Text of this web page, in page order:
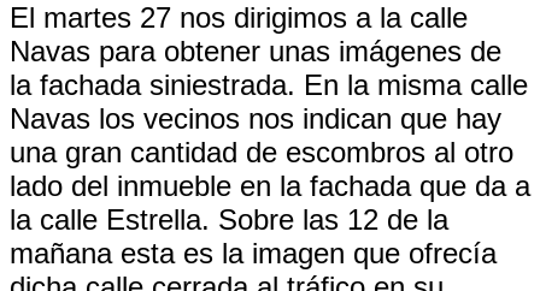
El martes 27 nos dirigimos a la calle
Navas para obtener unas imágenes de
la fachada siniestrada. En la misma calle
Navas los vecinos nos indican que hay
una gran cantidad de escombros al otro
lado del inmueble en la fachada que da a
la calle Estrella. Sobre las 12 de la
mañana esta es la imagen que ofrecía